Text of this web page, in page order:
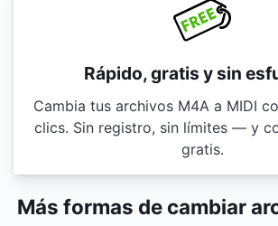
Rápido, gratis y sin
Cambia tus archivos M4A a MIDI
clics. Sin registro, sin límites — y
gratis.
Más formas de cambiar